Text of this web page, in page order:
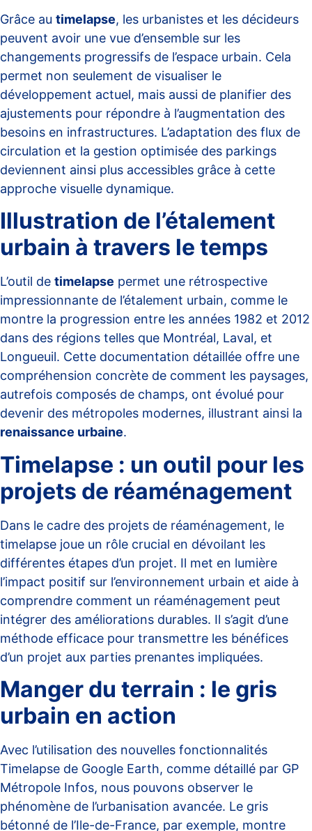
Grâce au timelapse, les urbanistes et les décideurs
peuvent avoir une vue d’ensemble sur les
changements progressifs de l’espace urbain. Cela
permet non seulement de visualiser le
développement actuel, mais aussi de planifier des
ajustements pour répondre à l’augmentation des
besoins en infrastructures. L’adaptation des flux de
circulation et la gestion optimisée des parkings
deviennent ainsi plus accessibles grâce à cette
approche visuelle dynamique.
Illustration de l’étalement
urbain à travers le temps
L’outil de timelapse permet une rétrospective
impressionnante de l’étalement urbain, comme le
montre la progression entre les années 1982 et 2012
dans des régions telles que Montréal, Laval, et
Longueuil. Cette documentation détaillée offre une
compréhension concrète de comment les paysages,
autrefois composés de champs, ont évolué pour
devenir des métropoles modernes, illustrant ainsi la
renaissance urbaine.
Timelapse : un outil pour les
projets de réaménagement
Dans le cadre des projets de réaménagement, le
timelapse joue un rôle crucial en dévoilant les
différentes étapes d’un projet. Il met en lumière
l’impact positif sur l’environnement urbain et aide à
comprendre comment un réaménagement peut
intégrer des améliorations durables. Il s’agit d’une
méthode efficace pour transmettre les bénéfices
d’un projet aux parties prenantes impliquées.
Manger du terrain : le gris
urbain en action
Avec l’utilisation des nouvelles fonctionnalités
Timelapse de Google Earth, comme détaillé par GP
Métropole Infos, nous pouvons observer le
phénomène de l’urbanisation avancée. Le gris
bétonné de l’Ile-de-France, par exemple, montre